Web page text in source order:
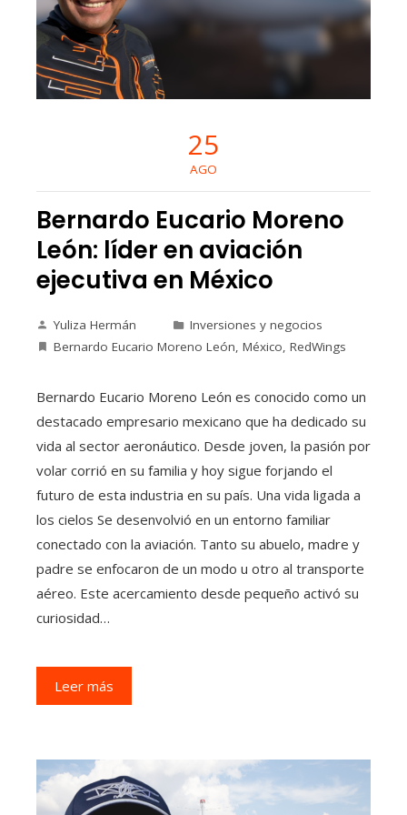
25
AGO
Bernardo Eucario Moreno
León: líder en aviación
ejecutiva en México
Yuliza Hermán
Inversiones y negocios
Bernardo Eucario Moreno León, México, RedWings
Bernardo Eucario Moreno León es conocido como un
destacado empresario mexicano que ha dedicado su
vida al sector aeronáutico. Desde joven, la pasión por
volar corrió en su familia y hoy sigue forjando el
futuro de esta industria en su país. Una vida ligada a
los cielos Se desenvolvió en un entorno familiar
conectado con la aviación. Tanto su abuelo, madre y
padre se enfocaron de un modo u otro al transporte
aéreo. Este acercamiento desde pequeño activó su
curiosidad…
Leer más